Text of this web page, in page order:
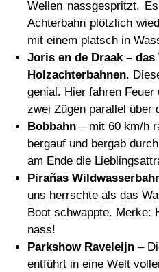
Wellen nassgespritzt.
Achterbahn plötzlich
mit einem platsch in
Joris en de Draak –
Holzachterbahnen.
genial. Hier fahren
zwei Zügen parallel über
Bobbahn – mit 60 km/h
bergauf und bergab
am Ende die
Pirañas
uns herrschte als das
Boot schwappte. Merke:
nass!
Parkshow Raveleijn –
entführt in eine Welt